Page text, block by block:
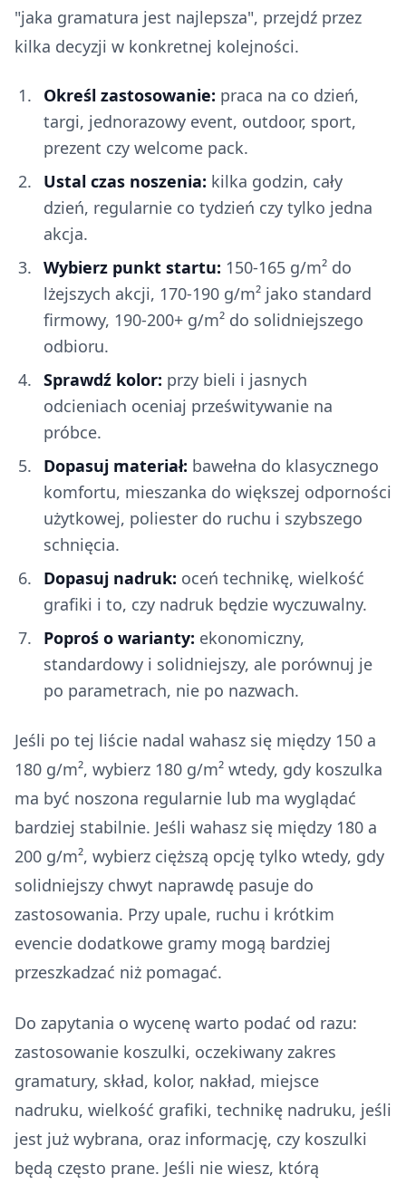
"jaka gramatura jest najlepsza", przejdź przez
kilka decyzji w konkretnej kolejności.
Określ zastosowanie: praca na co dzień,
targi, jednorazowy event, outdoor, sport,
prezent czy welcome pack.
Ustal czas noszenia: kilka godzin, cały
dzień, regularnie co tydzień czy tylko jedna
akcja.
Wybierz punkt startu: 150-165 g/m² do
lżejszych akcji, 170-190 g/m² jako standard
firmowy, 190-200+ g/m² do solidniejszego
odbioru.
Sprawdź kolor: przy bieli i jasnych
odcieniach oceniaj prześwitywanie na
próbce.
Dopasuj materiał: bawełna do klasycznego
komfortu, mieszanka do większej odporności
użytkowej, poliester do ruchu i szybszego
schnięcia.
Dopasuj nadruk: oceń technikę, wielkość
grafiki i to, czy nadruk będzie wyczuwalny.
Poproś o warianty: ekonomiczny,
standardowy i solidniejszy, ale porównuj je
po parametrach, nie po nazwach.
Jeśli po tej liście nadal wahasz się między 150 a
180 g/m², wybierz 180 g/m² wtedy, gdy koszulka
ma być noszona regularnie lub ma wyglądać
bardziej stabilnie. Jeśli wahasz się między 180 a
200 g/m², wybierz cięższą opcję tylko wtedy, gdy
solidniejszy chwyt naprawdę pasuje do
zastosowania. Przy upale, ruchu i krótkim
evencie dodatkowe gramy mogą bardziej
przeszkadzać niż pomagać.
Do zapytania o wycenę warto podać od razu:
zastosowanie koszulki, oczekiwany zakres
gramatury, skład, kolor, nakład, miejsce
nadruku, wielkość grafiki, technikę nadruku, jeśli
jest już wybrana, oraz informację, czy koszulki
będą często prane. Jeśli nie wiesz, którą